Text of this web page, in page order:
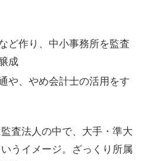
ど作り、中小事務所を監査
成
や、やめ会計士の活用をす
査法人の中で、大手・準大
うイメージ。ざっくり所属